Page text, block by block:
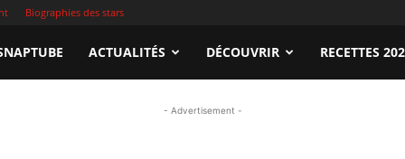
Biographies des stars
ACTUALITÉS DÉCOUVRIR RECETTES
- Advertisement -